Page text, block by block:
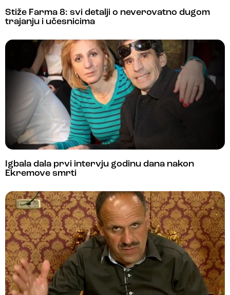
Stiže Farma 8: svi detalji o neverovatno dugom
trajanju i učesnicima
Igbala dala prvi intervju godinu dana nakon
Ekremove smrti